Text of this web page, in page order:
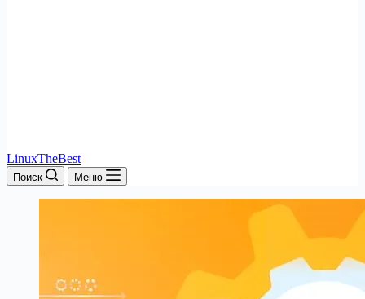
LinuxTheBest
Поиск Меню